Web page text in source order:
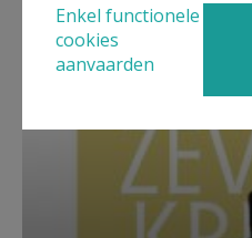
Enkel functionele
cookies
aanvaarden